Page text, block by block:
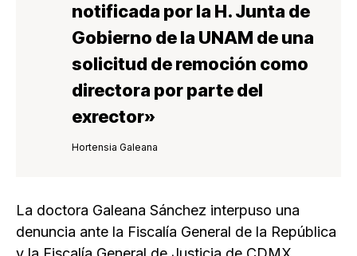
notificada por la H. Junta de
Gobierno de la UNAM de una
solicitud de remoción como
directora por parte del
exrector»
Hortensia Galeana
La doctora Galeana Sánchez interpuso una
denuncia ante la Fiscalía General de la República